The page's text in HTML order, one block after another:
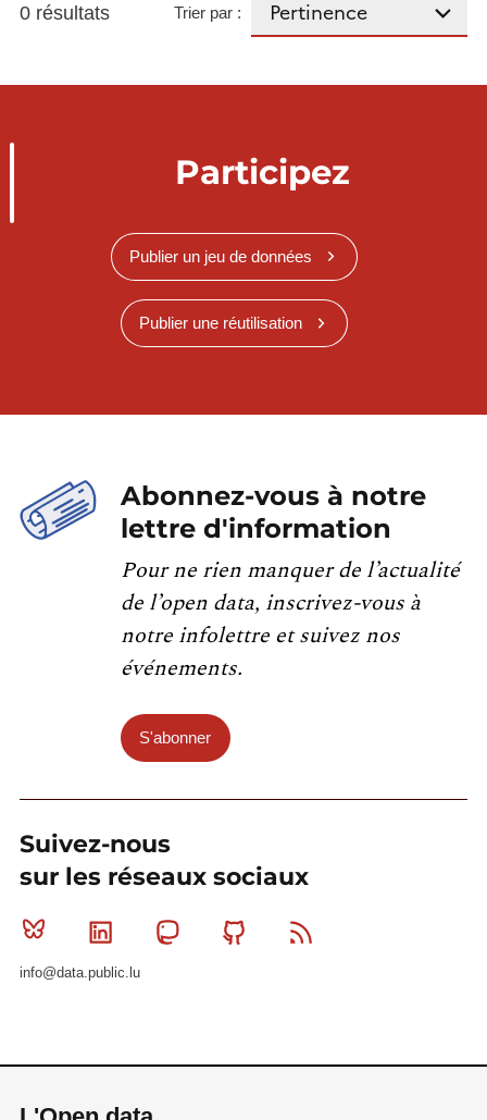
0 résultats Trier par :
Participez
Publier un jeu de données
Publier une réutilisation
Abonnez-vous à notre
lettre d'information
Pour ne rien manquer de l’actualité
de l’open data, inscrivez-vous à
notre infolettre et suivez nos
événements.
S'abonner
Suivez-nous
sur les réseaux sociaux
Bluesky Linkedin MastodonGithub
info@data.public.lu